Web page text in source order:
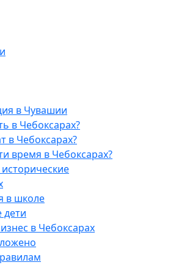
в Чувашии
в Чебоксарах?
в Чебоксарах?
время в Чебоксарах?
в школе
в Чебоксарах